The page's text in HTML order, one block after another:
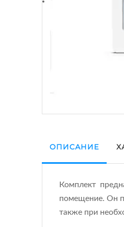
ОПИСАНИЕ
Комплект
помещение. Он
также при